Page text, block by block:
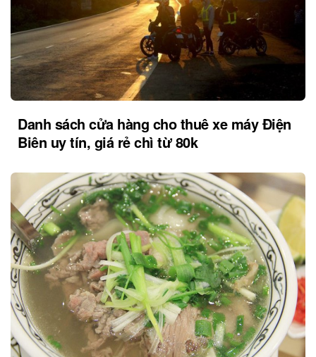
Danh sách cửa hàng cho thuê xe máy Điện
Biên uy tín, giá rẻ chì từ 80k